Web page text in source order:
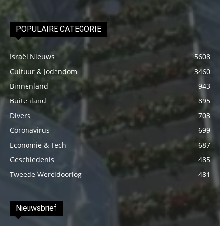
POPULAIRE CATEGORIE
Israël Nieuws
5608
Cultuur & Jodendom
3460
Binnenland
943
Buitenland
895
Divers
703
Coronavirus
699
Economie & Tech
687
Geschiedenis
485
Tweede Wereldoorlog
481
Nieuwsbrief